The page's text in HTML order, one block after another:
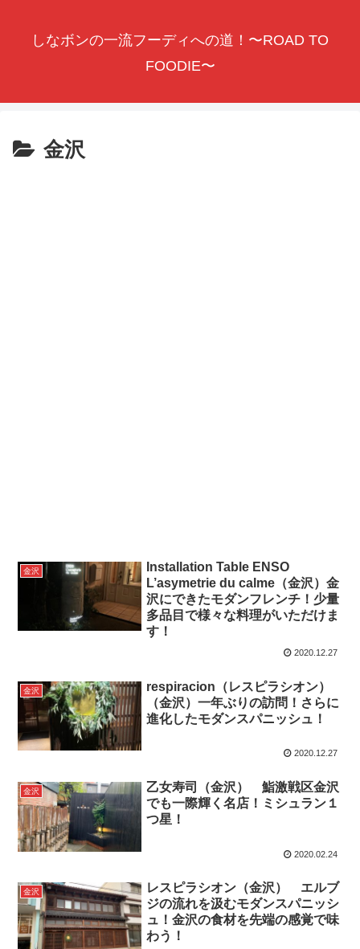
しなボンの一流フーディへの道！〜ROAD TO
FOODIE〜
金沢
金沢
Installation Table ENSO
L’asymetrie du calme（金沢）金
沢にできたモダンフレンチ！少量
多品目で様々な料理がいただけま
す！
2020.12.27
金沢
respiracion（レスピラシオン）
（金沢）一年ぶりの訪問！さらに
進化したモダンスパニッシュ！
2020.12.27
金沢
乙女寿司（金沢） 鮨激戦区金沢
でも一際輝く名店！ミシュラン１
つ星！
2020.02.24
金沢
レスピラシオン（金沢） エルブ
ジの流れを汲むモダンスパニッシ
ュ！金沢の食材を先端の感覚で味
わう！